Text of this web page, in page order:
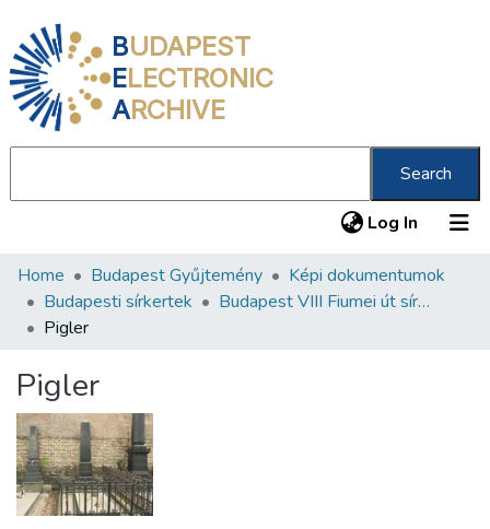
BUDAPEST
ELECTRONIC
ARCHIVE
Search
Log In (current)
Communities & Collections
All of DSpace
About us
Home Budapest Gyűjtemény
Képi dokumentumok
Budapesti sírkertek
Budapest VIII Fiumei út sírkert 3. rész
Pigler
Pigler